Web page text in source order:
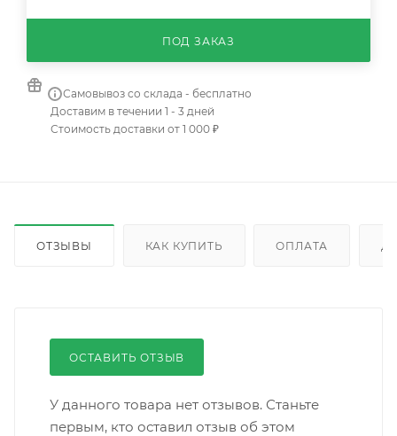
ПОД ЗАКАЗ
Самовывоз со склада - бесплатно
Доставим в течении 1 - 3 дней
Стоимость доставки от 1 000 ₽
ОТЗЫВЫ КАК КУПИТЬ ОПЛАТА
ОСТАВИТЬ ОТЗЫВ
У данного товара нет отзывов. Станьте
первым, кто оставил отзыв об этом